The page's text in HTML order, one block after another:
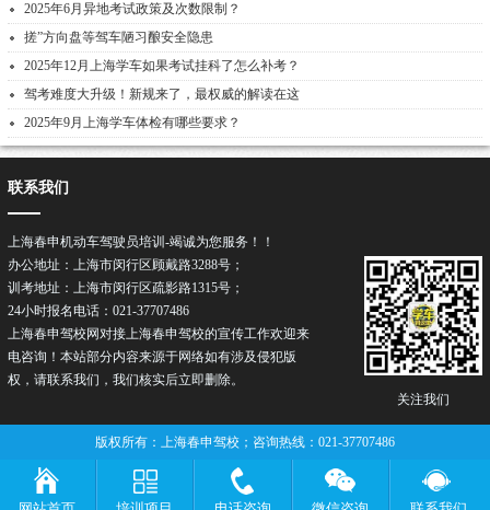
2025年6月异地考试政策及次数限制？
搓”方向盘等驾车陋习酿安全隐患
2025年12月上海学车如果考试挂科了怎么补考？
驾考难度大升级！新规来了，最权威的解读在这
2025年9月上海学车体检有哪些要求？
关注我们
联系我们
上海春申机动车驾驶员培训-竭诚为您服务！！
办公地址：上海市闵行区顾戴路3288号；
训考地址：上海市闵行区疏影路1315号；
24小时报名电话：021-37707486
上海春申驾校网对接上海春申驾校的宣传工作欢迎来
电咨询！本站部分内容来源于网络如有涉及侵犯版
权，请联系我们，我们核实后立即删除。
版权所有：上海春申驾校；咨询热线：021-37707486